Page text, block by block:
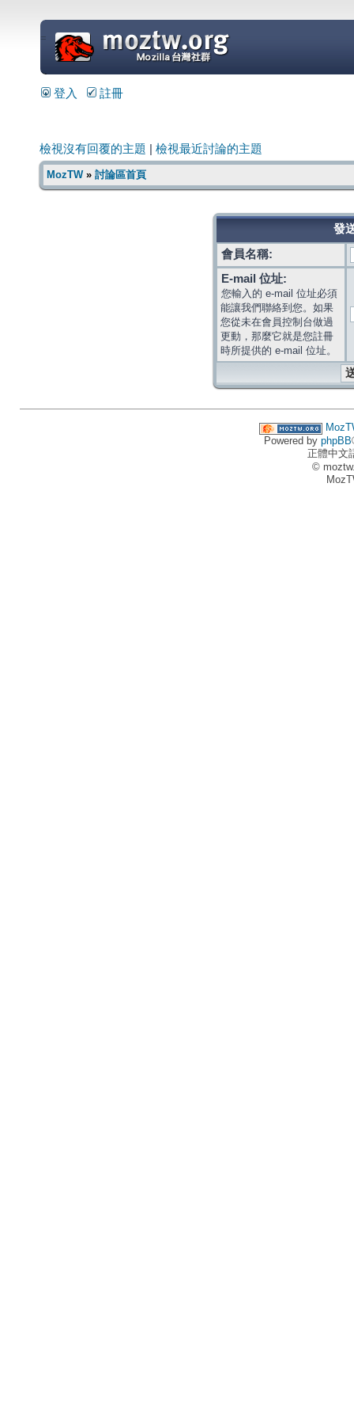
=
登入 註冊
檢視沒有回覆的主題 檢視最近討論的主題
MozTW» 討論區首頁
發
會員名稱:
E-mail 位址:
您輸入的 e-mail 位址必須
能讓我們聯絡到您。如果
您從未在會員控制台做過
更動，那麼它就是您註冊
時所提供的 e-mail 位址。
Powered by phpBB
正體中文
©